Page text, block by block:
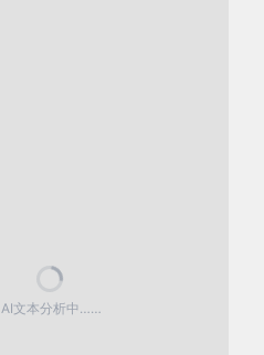
AI文本分析中……